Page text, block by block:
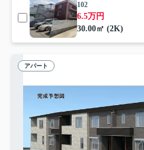
102
6.5万円
30.00㎡ (2K)
アパート